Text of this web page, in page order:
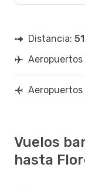
Distancia:
Aeropuertos
Aeropuertos
Vuelos
hasta